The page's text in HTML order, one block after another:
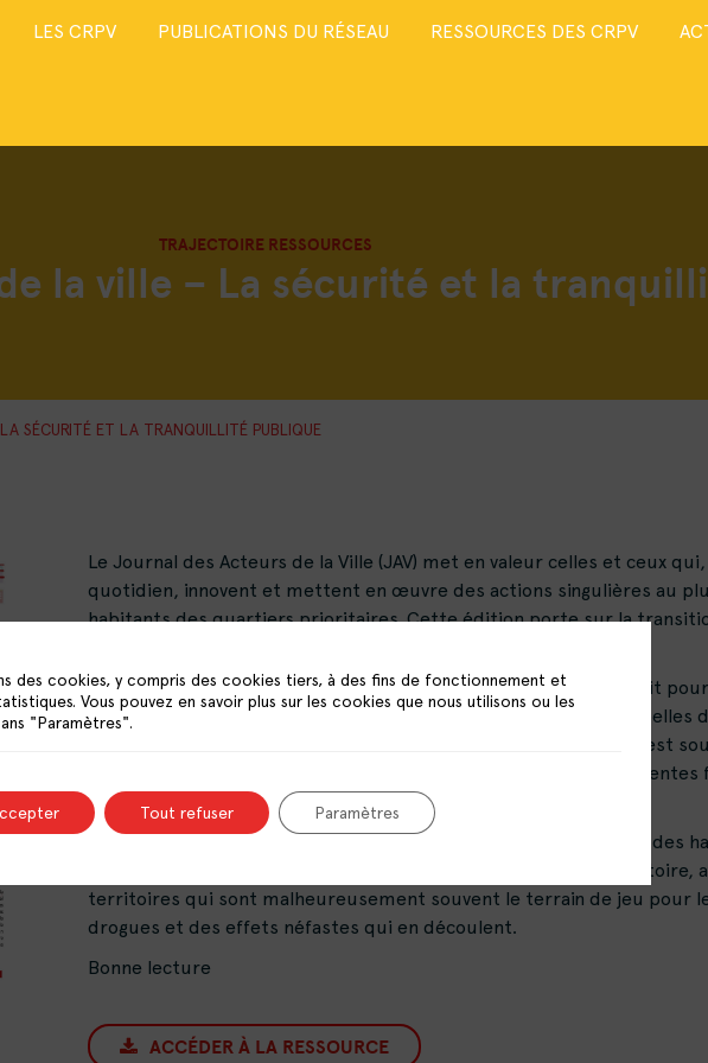
LES CRPV PUBLICATIONS DU RÉSEAU RESSOURCES DES CRPV
TRAJECTOIRE RESSOURCES
la ville – La sécurité et la
SÉCURITÉ ET LA TRANQUILLITÉ PUBLIQUE
Le Journal des Acteurs de la Ville (JAV) met en valeur celles et ceux qui,
quotidien, innovent et mettent en œuvre des actions singulières au
habitants des quartiers prioritaires. Cette édition porte sur la
La tranquillité publique et plus largement la sécurité est un droit pour
des habitants du territoire, pouvoir jouir de ces libertés individuelles
respect de celle des autres. Dans les quartiers prioritaires, elle est
du doigt par les habitants et les institutions qui évoquent différentes
d’insécurité.
Le Comité interministériel de la ville de 2021 soulignait que 26 % des
QPV se sentaient en insécurité, contre 10 % sur le reste du territoire,
territoires qui sont malheureusement souvent le terrain de jeu pour
drogues et des effets néfastes qui en découlent.
Bonne lecture
ACCÉDER À LA RESSOURCE
des cookies, y compris des cookies tiers, à des fins de fonctionnement et
Vous pouvez en savoir plus sur les cookies que nous utilisons ou les
"Paramètres".
Tout refuser Paramètres